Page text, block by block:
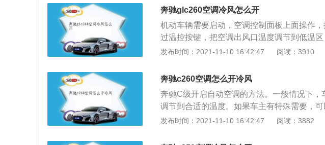
缸体。
可。现代汽车空调有四种功能，其中任何一
（1）空调器能控制车厢内的气温，既能加热
内温度控制到舒适的水平；（2）空调器能够
人体汗液，以营造更舒适的环境；（3）空调
（4）空调器可过滤空气，排除空气中的灰尘
奔驰glc260空调冷风怎么开
机动车辆需要启动，空调控制面板上面操作
过温控按键，把空调出风口温度调节到低温
端，调节出风口位置，调节出风量就可以使
的需求，自行调节温度的高低，可以调节热
风的位置。部分车型使用的是自动空调，只
动的调节温度。
发布时间：2021-11-10 16:42:47 阅读：3910
奔驰c260空调怎么开冷风
奔驰C级开启自动空调的方法。一般情况下
调节到合适的温度。如果车主有特殊需要，
打开冷空气，把旋钮调到蓝色位置，就可以
冷凝器、蒸发器、膨胀阀等。压缩机是制冷
发布时间：2021-11-10 16:42:47 阅读：3882